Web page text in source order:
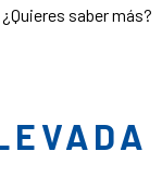
saber más?